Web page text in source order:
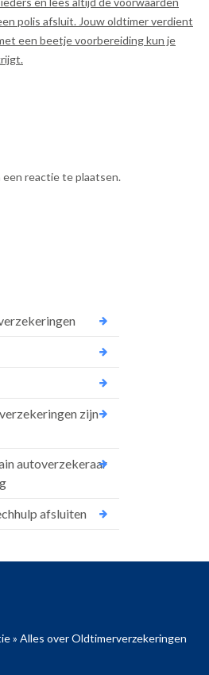
polis afsluit. Jouw oldtimer verdient
een beetje voorbereiding kun je
een reactie te plaatsen.
zijn
autoverzekeraar
afsluiten
» Alles over Oldtimerverzekeringen